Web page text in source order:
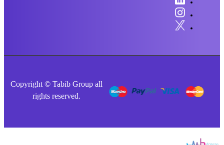
Copyright © Tabib Group all
rights reserved.